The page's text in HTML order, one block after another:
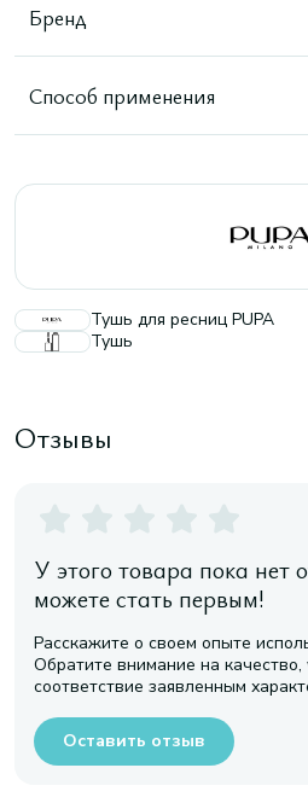
Бренд
Способ применения
Тушь для ресниц PUPA
Тушь
Отзывы
У этого товара пока нет
можете стать первым!
Расскажите о своем опыте
Обратите внимание на качество,
соответствие заявленным
Оставить отзыв